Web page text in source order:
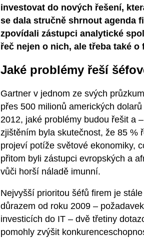
investovat do nových řešení,
se dala stručně shrnout agenda
zpovídali zástupci analytické
řeč nejen o nich, ale třeba také
Jaké problémy řeší
Gartner v jednom ze svých
přes 500 milionů amerických
2012, jaké problémy budou řešit a
zjištěním byla skutečnost, že 85 %
projeví potíže světové ekonomiky,
přitom byli zástupci evropských a
vůči horší náladě imunní.
Nejvyšší prioritou šéfů firem je
důrazem od roku 2009 –
investicích do IT – dvě třetiny
pomohly zvýšit